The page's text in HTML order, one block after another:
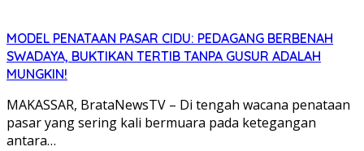
MODEL PENATAAN PASAR CIDU: PEDAGANG BERBENAH
SWADAYA, BUKTIKAN TERTIB TANPA GUSUR ADALAH
MUNGKIN!
MAKASSAR, BrataNewsTV – Di tengah wacana penataan
pasar yang sering kali bermuara pada ketegangan
antara…